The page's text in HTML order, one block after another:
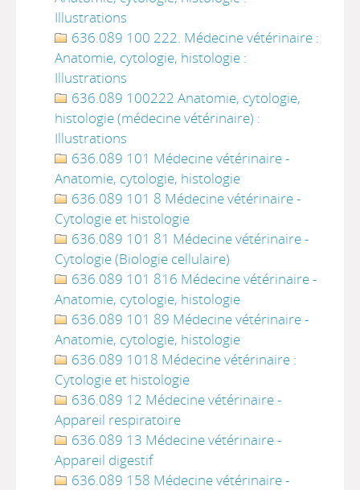
Illustrations
636.089 100 222. Médecine vétérinaire :
Anatomie, cytologie, histologie :
Illustrations
636.089 100222 Anatomie, cytologie,
histologie (médecine vétérinaire) :
Illustrations
636.089 101 Médecine vétérinaire -
Anatomie, cytologie, histologie
636.089 101 8 Médecine vétérinaire -
Cytologie et histologie
636.089 101 81 Médecine vétérinaire -
Cytologie (Biologie cellulaire)
636.089 101 816 Médecine vétérinaire -
Anatomie, cytologie, histologie
636.089 101 89 Médecine vétérinaire -
Anatomie, cytologie, histologie
636.089 1018 Médecine vétérinaire :
Cytologie et histologie
636.089 12 Médecine vétérinaire -
Appareil respiratoire
636.089 13 Médecine vétérinaire -
Appareil digestif
636.089 158 Médecine vétérinaire -